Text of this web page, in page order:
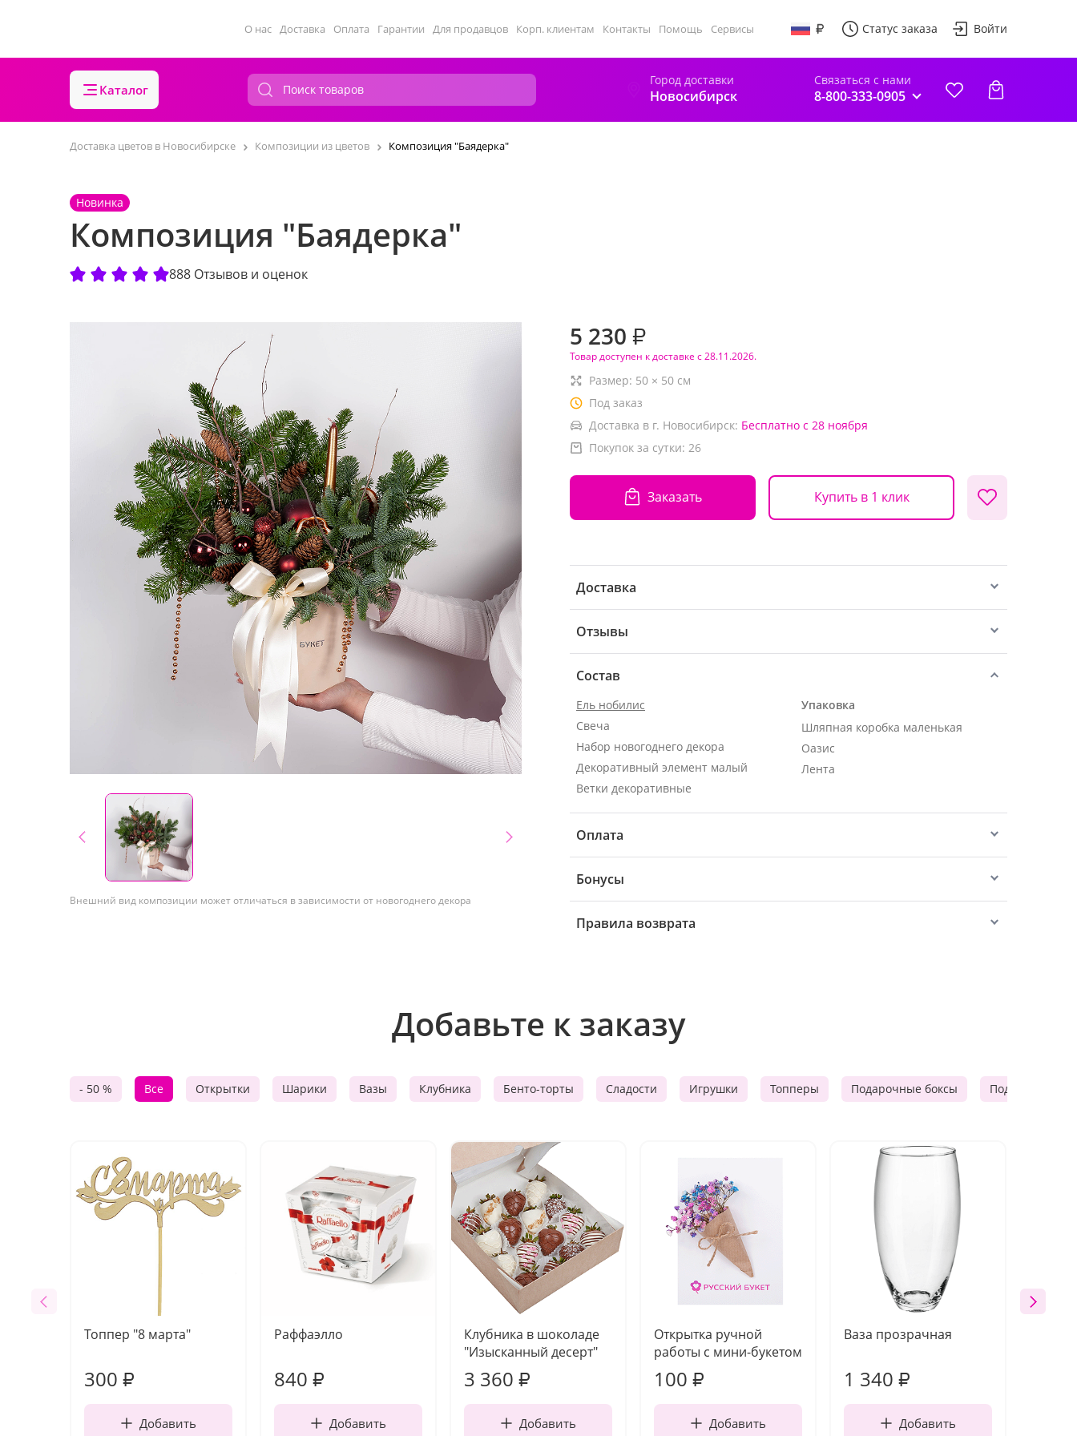
О нас Доставка Оплата Гарантии Для продавцов Корп. клиентам Контакты Помощь Сервисы Статус заказа Войти
Каталог
Город доставки
Новосибирск
Связаться с нами
8-800-333-0905
Доставка цветов в Новосибирске Композиции из цветов Композиция "Баядерка"
Новинка
Композиция "Баядерка"
888 Отзывов и оценок
Внешний вид композиции может отличаться в зависимости от новогоднего декора
5 230 ₽
Товар доступен к доставке с 28.11.2026.
Размер: 50 × 50 см
Под заказ
Доставка в г. Новосибирск: Бесплатно с 28 ноября
Покупок за сутки: 26
Заказать Купить в 1 клик
Доставка
Отзывы
Состав
Ель нобилис
Свеча
Набор новогоднего декора
Декоративный элемент малый
Ветки декоративные
Упаковка
Шляпная коробка маленькая
Оазис
Лента
Оплата
Бонусы
Правила возврата
Добавьте к заказу
- 50 % Все Открытки Шарики Вазы Клубника Бенто-торты Сладости Игрушки Топперы Подарочные боксы Подарочные
Топпер "8 марта"
300 ₽
Добавить
Раффаэлло
840 ₽
Добавить
Клубника в шоколаде
"Изысканный десерт"
3 360 ₽
Добавить
Открытка ручной
работы с мини-букетом
100 ₽
Добавить
Ваза прозрачная
1 340 ₽
Добавить